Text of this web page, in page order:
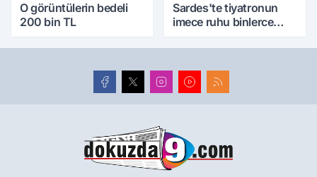
O görüntülerin bedeli
200 bin TL
Sardes'te tiyatronun
imece ruhu binlerce